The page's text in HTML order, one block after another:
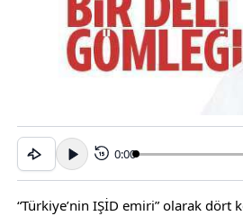
15 0:00
“Türkiye’nin IŞİD emiri” olarak dört